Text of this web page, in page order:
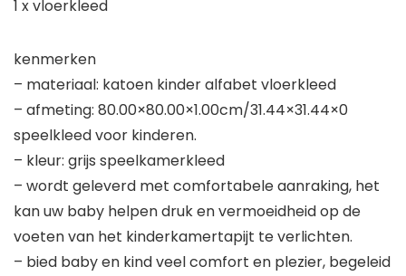
1 x vloerkleed
kenmerken
– materiaal: katoen kinder alfabet vloerkleed
– afmeting: 80.00×80.00×1.00cm/31.44×31.44×0
speelkleed voor kinderen.
– kleur: grijs speelkamerkleed
– wordt geleverd met comfortabele aanraking, het
kan uw baby helpen druk en vermoeidheid op de
voeten van het kinderkamertapijt te verlichten.
– bied baby en kind veel comfort en plezier, begeleid